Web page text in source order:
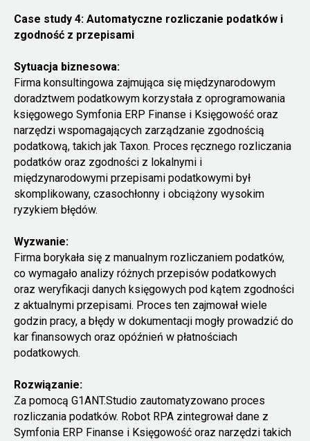
Case study 4: Automatyczne rozliczanie podatków i
zgodność z przepisami
Sytuacja biznesowa:
Firma konsultingowa zajmująca się międzynarodowym
doradztwem podatkowym korzystała z oprogramowania
księgowego Symfonia ERP Finanse i Księgowość oraz
narzędzi wspomagających zarządzanie zgodnością
podatkową, takich jak Taxon. Proces ręcznego rozliczania
podatków oraz zgodności z lokalnymi i
międzynarodowymi przepisami podatkowymi był
skomplikowany, czasochłonny i obciążony wysokim
ryzykiem błędów.
Wyzwanie:
Firma borykała się z manualnym rozliczaniem podatków,
co wymagało analizy różnych przepisów podatkowych
oraz weryfikacji danych księgowych pod kątem zgodności
z aktualnymi przepisami. Proces ten zajmował wiele
godzin pracy, a błędy w dokumentacji mogły prowadzić do
kar finansowych oraz opóźnień w płatnościach
podatkowych.
Rozwiązanie:
Za pomocą G1ANT.Studio zautomatyzowano proces
rozliczania podatków. Robot RPA zintegrował dane z
Symfonia ERP Finanse i Księgowość oraz narzędzi takich